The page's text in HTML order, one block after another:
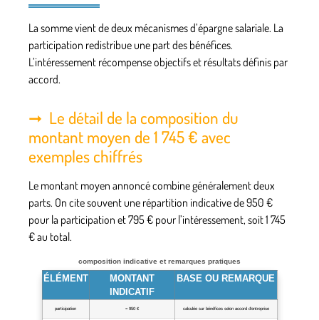
La somme vient de deux mécanismes d’épargne salariale. La
participation redistribue une part des bénéfices.
L’intéressement récompense objectifs et résultats définis par
accord.
Le détail de la composition du
montant moyen de 1 745 € avec
exemples chiffrés
Le montant moyen annoncé combine généralement deux
parts. On cite souvent une répartition indicative de950 €
pour la participation et795 € pour l’intéressement, soit1 745
€au total.
composition indicative et remarques pratiques
ÉLÉMENT
MONTANT
INDICATIF
BASE OU REMARQUE
participation ≈ 950 € calculée sur bénéfices selon accord d’entreprise